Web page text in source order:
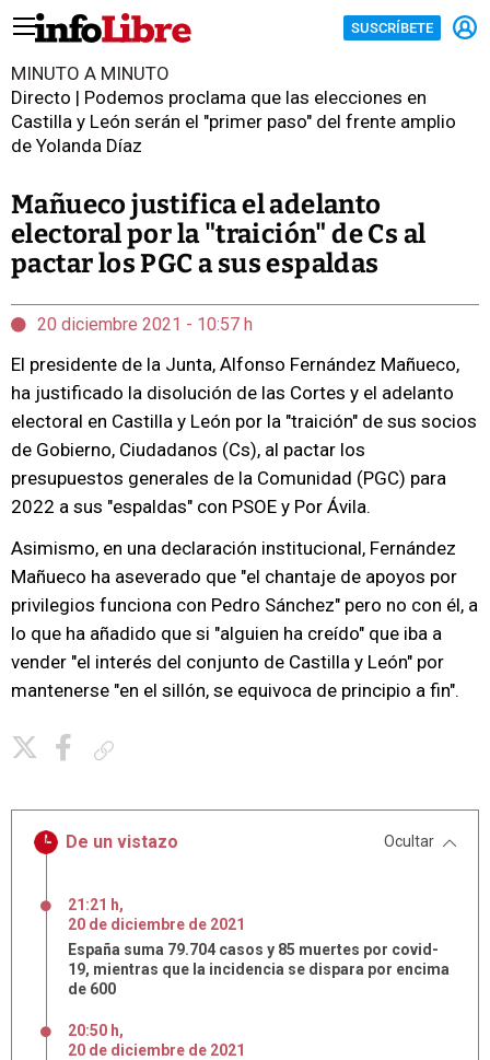
SUSCRÍBETE
MINUTO A MINUTO
Directo | Podemos proclama que las elecciones en
Castilla y León serán el "primer paso" del frente amplio
de Yolanda Díaz
Mañueco justifica el adelanto
electoral por la "traición" de Cs al
pactar los PGC a sus espaldas
20 diciembre 2021 - 10:57 h
El presidente de la Junta, Alfonso Fernández Mañueco,
ha justificado la disolución de las Cortes y el adelanto
electoral en Castilla y León por la "traición" de sus socios
de Gobierno, Ciudadanos (Cs), al pactar los
presupuestos generales de la Comunidad (PGC) para
2022 a sus "espaldas" con PSOE y Por Ávila.
Asimismo, en una declaración institucional, Fernández
Mañueco ha aseverado que "el chantaje de apoyos por
privilegios funciona con Pedro Sánchez" pero no con él, a
lo que ha añadido que si "alguien ha creído" que iba a
vender "el interés del conjunto de Castilla y León" por
mantenerse "en el sillón, se equivoca de principio a fin".
De un vistazo Ocultar
21:21 h,
20 de diciembre de 2021
España suma 79.704 casos y 85 muertes por covid-
19, mientras que la incidencia se dispara por encima
de 600
20:50 h,
20 de diciembre de 2021